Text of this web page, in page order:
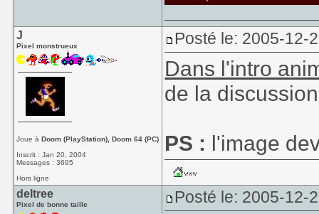
J
Pixel monstrueux
Joue àDoom (PlayStation), Doom 64 (PC)
Inscrit : Jan 20, 2004
Messages : 3695
Hors ligne
Posté le: 2005-12-
Dans l'intro
de la
PS : l'image
deltree
Pixel de bonne taille Posté le: 2005-12-